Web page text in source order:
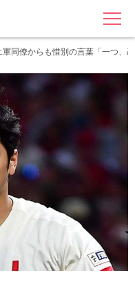
MENU
軍同僚からも惜別の言葉「一つ